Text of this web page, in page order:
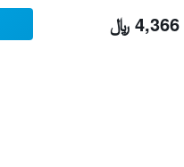
4,366 ﷼